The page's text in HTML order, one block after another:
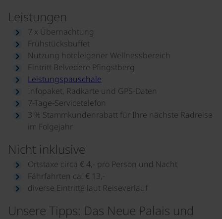
Leistungen
7 x Übernachtung
Frühstücksbuffet
Nutzung hoteleigener Wellnessbereich
Eintritt Belvedere Pfingstberg
Leistungspauschale
Infopaket, Radkarte und GPS-Daten
7-Tage-Servicetelefon
3 % Stammkundenrabatt für Ihre nächste Radreise
im Folgejahr
Nicht inklusive
Ortstaxe circa € 4,- pro Person und Nacht
Fährfahrten ca. € 13,-
diverse Eintritte laut Reiseverlauf
Unsere Tipps: Das Neue Palais und